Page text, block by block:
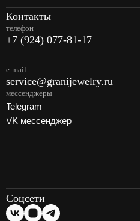
Контакты
телефон
+7 (924) 077-81-17
e-mail
service@granijewelry.ru
мессенджеры
Telegram
VK мессенджер
Соцсети